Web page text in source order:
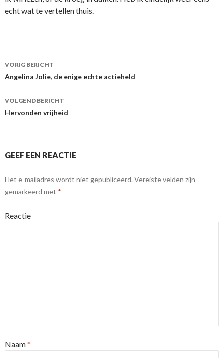
echt wat te vertellen thuis.
Berichtnavigatie
VORIG BERICHT
Angelina Jolie, de enige echte actieheld
VOLGEND BERICHT
Hervonden vrijheid
GEEF EEN REACTIE
Het e-mailadres wordt niet gepubliceerd. Vereiste velden zijn
gemarkeerd met *
Reactie
Naam*